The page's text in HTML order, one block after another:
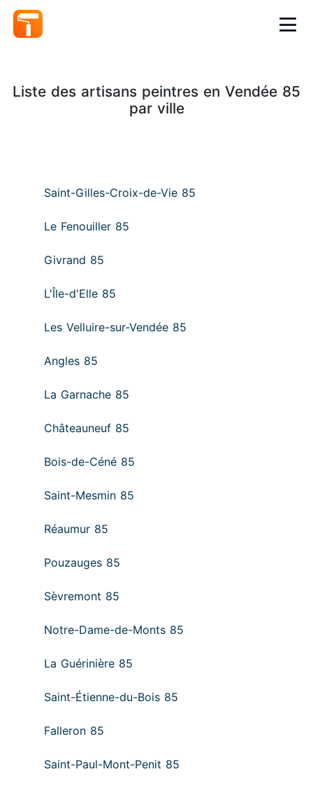
Liste des artisans peintres en Vendée 85
par ville
Saint-Gilles-Croix-de-Vie 85
Le Fenouiller 85
Givrand 85
L'Île-d'Elle 85
Les Velluire-sur-Vendée 85
Angles 85
La Garnache 85
Châteauneuf 85
Bois-de-Céné 85
Saint-Mesmin 85
Réaumur 85
Pouzauges 85
Sèvremont 85
Notre-Dame-de-Monts 85
La Guérinière 85
Saint-Étienne-du-Bois 85
Falleron 85
Saint-Paul-Mont-Penit 85